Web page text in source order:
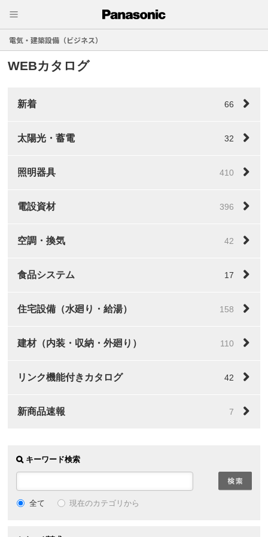
電気・建築設備（ビジネス）
WEBカタログ
新着 66
太陽光・蓄電 32
照明器具 410
電設資材 396
空調・換気 42
食品システム 17
住宅設備（水廻り・給湯） 158
建材（内装・収納・外廻り） 110
リンク機能付きカタログ 42
新商品速報 7
キーワード検索
全て 現在のカテゴリから